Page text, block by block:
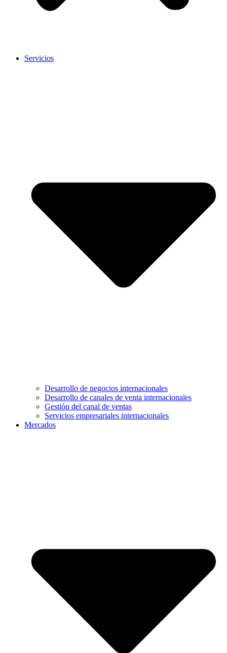
Servicios
Desarrollo de negocios internacionales
Desarrollo de canales de venta internacionales
Gestión del canal de ventas
Servicios empresariales internacionales
Mercados